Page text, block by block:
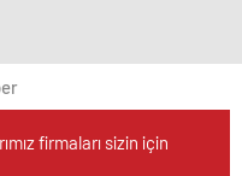
firmaları sizin için